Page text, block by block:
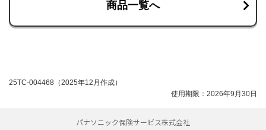
商品一覧へ
25TC-004468（2025年12月作成）
使用期限：2026年9月30日
パナソニック保険サービス株式会社